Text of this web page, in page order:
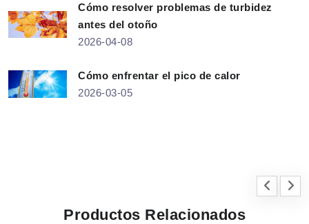
Cómo resolver problemas de turbidez
antes del otoño
2026-04-08
Cómo enfrentar el pico de calor
2026-03-05
Productos Relacionados